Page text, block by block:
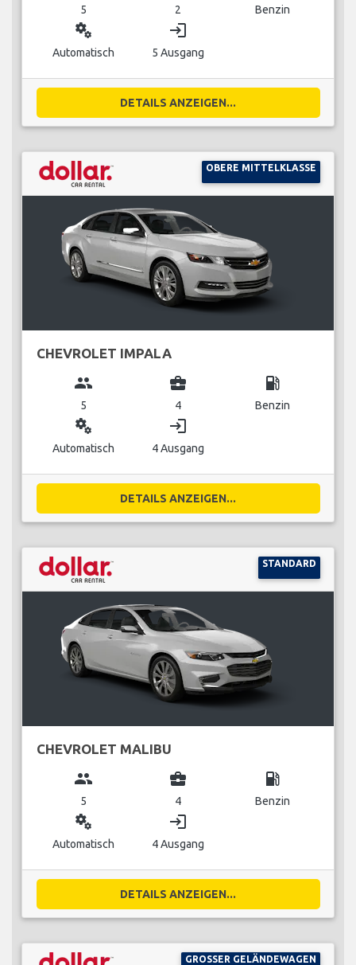
5 2 Benzin
miscellaneous_services
Automatisch
login
5 Ausgang
DETAILS ANZEIGEN...
OBERE MITTELKLASSE
CHEVROLET IMPALA
group
5
business_center
4
local_gas_station
Benzin
miscellaneous_services
Automatisch
login
4 Ausgang
DETAILS ANZEIGEN...
STANDARD
CHEVROLET MALIBU
group
5
business_center
4
local_gas_station
Benzin
miscellaneous_services
Automatisch
login
4 Ausgang
DETAILS ANZEIGEN...
GROSSER GELÄNDEWAGEN